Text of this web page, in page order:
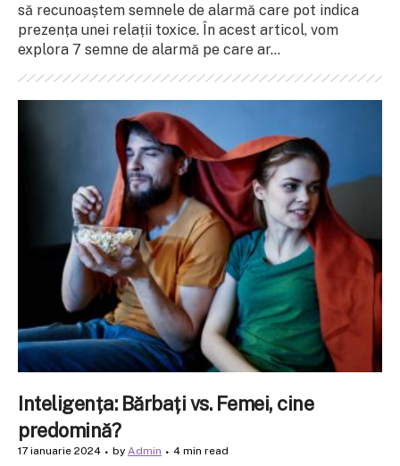
să recunoaștem semnele de alarmă care pot indica
prezența unei relații toxice. În acest articol, vom
explora 7 semne de alarmă pe care ar...
Inteligența: Bărbați vs. Femei, cine
predomină?
17 ianuarie 2024 by Admin 4 min read